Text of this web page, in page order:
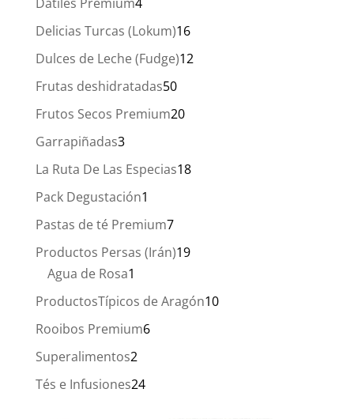
productos
Delicias Turcas (Lokum)1616
productos
Dulces de Leche (Fudge)1212
Frutas deshidratadas5050
productos
Frutos Secos Premium2020
Garrapiñadas33
productos
La Ruta De Las Especias1818
Pack Degustación1
producto
Pastas de té Premium77
productos
Productos Persas (Irán)1919
Agua de Rosa1
producto
ProductosTípicos de Aragón1010
Rooibos Premium66
Superalimentos22
productos
Tés e Infusiones2424